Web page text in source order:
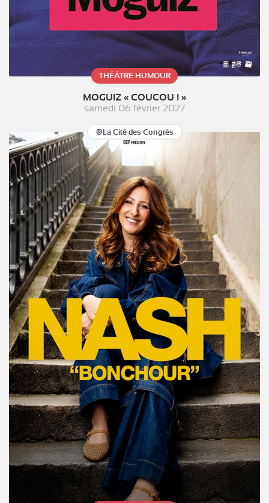
THÉÂTRE HUMOUR
MOGUIZ « COUCOU ! »
samedi 06 février 2027
La Cité des Congrès